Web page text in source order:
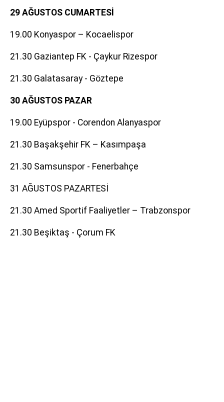
29 AĞUSTOS CUMARTESİ
19.00 Konyaspor – Kocaelispor
21.30 Gaziantep FK - Çaykur Rizespor
21.30 Galatasaray - Göztepe
30 AĞUSTOS PAZAR
19.00 Eyüpspor - Corendon Alanyaspor
21.30 Başakşehir FK – Kasımpaşa
21.30 Samsunspor - Fenerbahçe
31 AĞUSTOS PAZARTESİ
21.30 Amed Sportif Faaliyetler – Trabzonspor
21.30 Beşiktaş - Çorum FK